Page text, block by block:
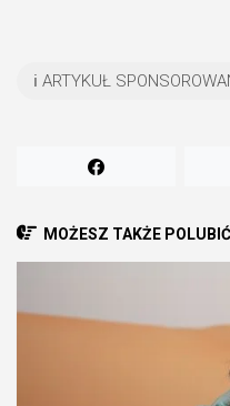
ℹ️ ARTYKUŁ
MOŻESZ TAKŻE